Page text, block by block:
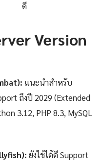
ดี
Version
แนะนำสำหรับ
ถึงปี 2029 (Extended
3.12, PHP 8.3, MySQL
ยังใช้ได้ดี Support